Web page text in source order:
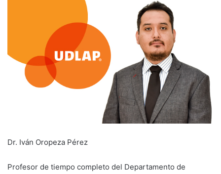
Dr. Iván Oropeza Pérez
Profesor de tiempo completo del Departamento de